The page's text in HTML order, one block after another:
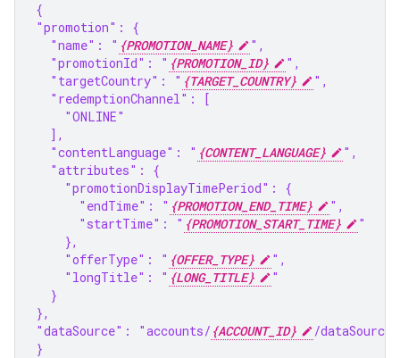
{
"promotion": {
  "name": "
{PROMOTION_NAME}
",
  "promotionId": "
{PROMOTION_ID}
",
  "targetCountry": "
{TARGET_COUNTRY}
",
  "redemptionChannel": [
    "ONLINE"
  ],
  "contentLanguage": "
{CONTENT_LANGUAGE}
",
  "attributes": {
    "promotionDisplayTimePeriod": {
      "endTime": "
{PROMOTION_END_TIME}
",
      "startTime": "
{PROMOTION_START_TIME}
"
    },
    "offerType": "
{OFFER_TYPE}
",
    "longTitle": "
{LONG_TITLE}
"
  }
},
"dataSource": "accounts/ {ACCOUNT_ID}
/
}